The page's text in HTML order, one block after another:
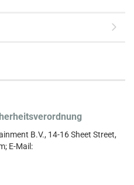
B.V., 14-16 Sheet Street,
E-Mail: